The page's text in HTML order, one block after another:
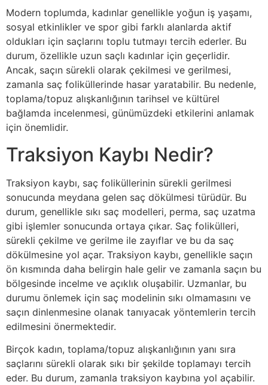
Modern toplumda, kadınlar genellikle yoğun iş yaşamı,
sosyal etkinlikler ve spor gibi farklı alanlarda aktif
oldukları için saçlarını toplu tutmayı tercih ederler. Bu
durum, özellikle uzun saçlı kadınlar için geçerlidir.
Ancak, saçın sürekli olarak çekilmesi ve gerilmesi,
zamanla saç foliküllerinde hasar yaratabilir. Bu nedenle,
toplama/topuz alışkanlığının tarihsel ve kültürel
bağlamda incelenmesi, günümüzdeki etkilerini anlamak
için önemlidir.
Traksiyon Kaybı Nedir?
Traksiyon kaybı, saç foliküllerinin sürekli gerilmesi
sonucunda meydana gelen saç dökülmesi türüdür. Bu
durum, genellikle sıkı saç modelleri, perma, saç uzatma
gibi işlemler sonucunda ortaya çıkar. Saç folikülleri,
sürekli çekilme ve gerilme ile zayıflar ve bu da saç
dökülmesine yol açar. Traksiyon kaybı, genellikle saçın
ön kısmında daha belirgin hale gelir ve zamanla saçın bu
bölgesinde incelme ve açıklık oluşabilir. Uzmanlar, bu
durumu önlemek için saç modelinin sıkı olmamasını ve
saçın dinlenmesine olanak tanıyacak yöntemlerin tercih
edilmesini önermektedir.
Birçok kadın, toplama/topuz alışkanlığının yanı sıra
saçlarını sürekli olarak sıkı bir şekilde toplamayı tercih
eder. Bu durum, zamanla traksiyon kaybına yol açabilir.